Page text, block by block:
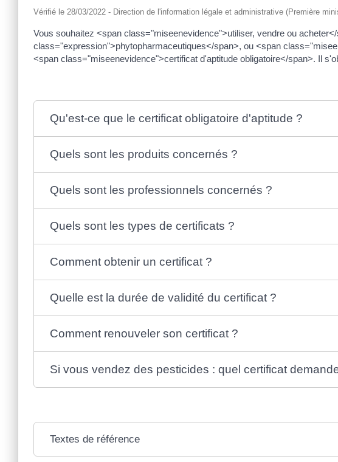
Vérifié le 28/03/2022 - Direction de l'information légale et administrative (Première
Vous souhaitez <span class="miseenevidence">utiliser, vendre ou
class="expression">phytopharmaceutiques</span>, ou <span
<span class="miseenevidence">certificat d'aptitude obligatoire</span>. Il
Qu'est-ce que le certificat obligatoire d'aptitude ?
Quels sont les produits concernés ?
Quels sont les professionnels concernés ?
Quels sont les types de certificats ?
Comment obtenir un certificat ?
Quelle est la durée de validité du certificat ?
Comment renouveler son certificat ?
Si vous vendez des pesticides : quel certificat
Textes de référence